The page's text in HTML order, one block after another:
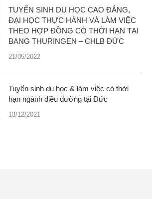
TUYỂN SINH DU HỌC CAO ĐẲNG,
ĐẠI HỌC THỰC HÀNH VÀ LÀM VIỆC
THEO HỢP ĐỒNG CÓ THỜI HẠN TẠI
BANG THURINGEN – CHLB ĐỨC
21/05/2022
Tuyển sinh du học & làm việc có thời
hạn ngành điều dưỡng tại Đức
13/12/2021